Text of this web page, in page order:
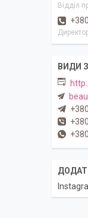
Відділ